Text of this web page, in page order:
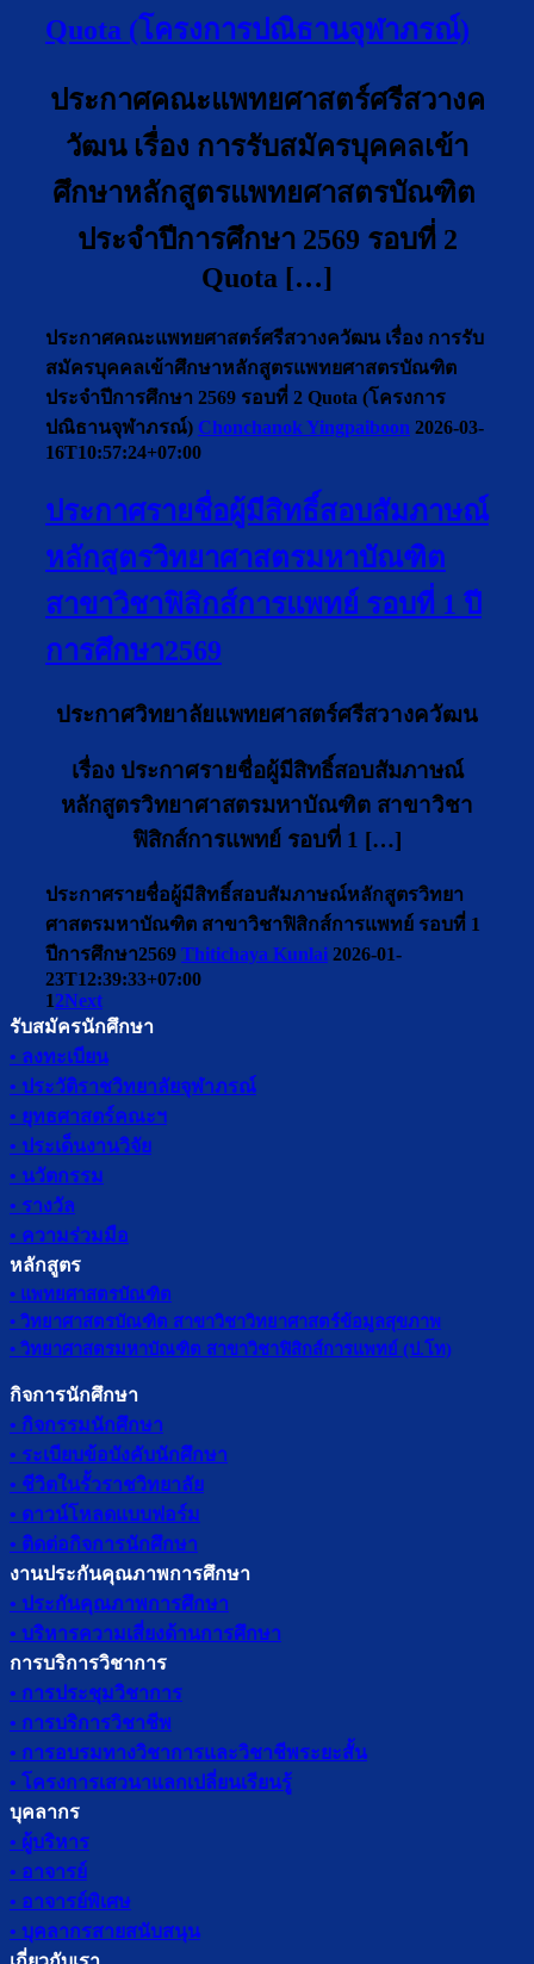
Quota (โครงการปณิธานจุฬาภรณ์)
ประกาศคณะแพทยศาสตร์ศรีสวางค
วัฒน เรื่อง การรับสมัครบุคคลเข้า
ศึกษาหลักสูตรแพทยศาสตรบัณฑิต
ประจำปีการศึกษา 2569 รอบที่ 2
Quota […]
ประกาศคณะแพทยศาสตร์ศรีสวางควัฒน เรื่อง การรับ
สมัครบุคคลเข้าศึกษาหลักสูตรแพทยศาสตรบัณฑิต
ประจำปีการศึกษา 2569 รอบที่ 2 Quota (โครงการ
ปณิธานจุฬาภรณ์) Chonchanok Yingpaiboon 2026-03-
16T10:57:24+07:00
ประกาศรายชื่อผู้มีสิทธิ์สอบสัมภาษณ์
หลักสูตรวิทยาศาสตรมหาบัณฑิต
สาขาวิชาฟิสิกส์การแพทย์ รอบที่ 1 ปี
การศึกษา2569
ประกาศวิทยาลัยแพทยศาสตร์ศรีสวางควัฒน
เรื่อง ประกาศรายชื่อผู้มีสิทธิ์สอบสัมภาษณ์
หลักสูตรวิทยาศาสตรมหาบัณฑิต สาขาวิชา
ฟิสิกส์การแพทย์ รอบที่ 1 […]
ประกาศรายชื่อผู้มีสิทธิ์สอบสัมภาษณ์หลักสูตรวิทยา
ศาสตรมหาบัณฑิต สาขาวิชาฟิสิกส์การแพทย์ รอบที่ 1
ปีการศึกษา2569 Thitichaya Kunlai 2026-01-
23T12:39:33+07:00
12Next
รับสมัครนักศึกษา
• ลงทะเบียน
• ประวัติราชวิทยาลัยจุฬาภรณ์
• ยุทธศาสตร์คณะฯ
• ประเด็นงานวิจัย
• นวัตกรรม
• รางวัล
• ความร่วมมือ
หลักสูตร
• แพทยศาสตรบัณฑิต
• วิทยาศาสตรบัณฑิต สาขาวิชาวิทยาศาสตร์ข้อมูลสุขภาพ
• วิทยาศาสตรมหาบัณฑิต สาขาวิชาฟิสิกส์การแพทย์ (ป.โท)
กิจการนักศึกษา
• กิจกรรมนักศึกษา
• ระเบียบข้อบังคับนักศึกษา
• ชีวิตในรั้วราชวิทยาลัย
• ดาวน์โหลดแบบฟอร์ม
• ติดต่อกิจการนักศึกษา
งานประกันคุณภาพการศึกษา
• ประกันคุณภาพการศึกษา
• บริหารความเสี่ยงด้านการศึกษา
การบริการวิชาการ
• การประชุมวิชาการ
• การบริการวิชาชีพ
• การอบรมทางวิชาการและวิชาชีพระยะสั้น
• โครงการเสวนาแลกเปลี่ยนเรียนรู้
บุคลากร
• ผู้บริหาร
• อาจารย์
• อาจารย์พิเศษ
• บุคลากรสายสนับสนุน